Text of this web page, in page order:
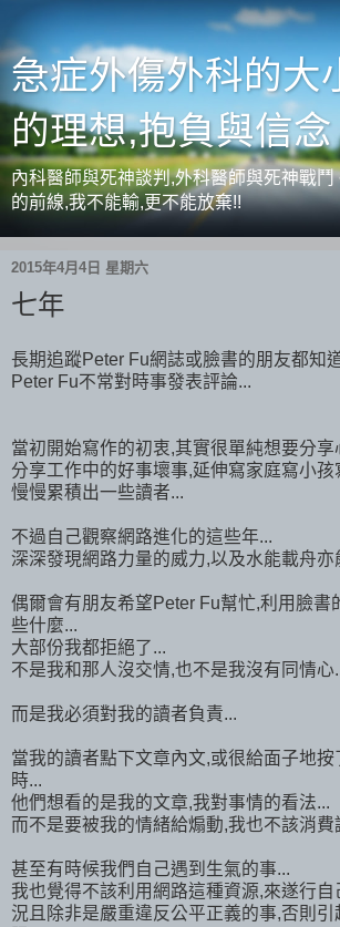
急症外傷外科的大
的理想,抱負與信念
內科醫師與死神談判,外科醫師與死神戰鬥
的前線,我不能輸,更不能放棄!!
2015年4月4日 星期六
七年
長期追蹤Peter Fu網誌或臉書的朋友都知
Peter Fu不常對時事發表評論...
當初開始寫作的初衷,其實很單純想要分享
分享工作中的好事壞事,延伸寫家庭寫小孩
慢慢累積出一些讀者...
不過自己觀察網路進化的這些年...
深深發現網路力量的威力,以及水能載舟亦
偶爾會有朋友希望Peter Fu幫忙,利用臉書
些什麼...
大部份我都拒絕了...
不是我和那人沒交情,也不是我沒有同情心
而是我必須對我的讀者負責...
當我的讀者點下文章內文,或很給面子地
時...
他們想看的是我的文章,我對事情的看法...
而不是要被我的情緒給煽動,我也不該消費
甚至有時候我們自己遇到生氣的事...
我也覺得不該利用網路這種資源,來遂行自
況且除非是嚴重違反公平正義的事,否則